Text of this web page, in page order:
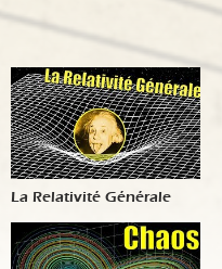
La Relativité Générale